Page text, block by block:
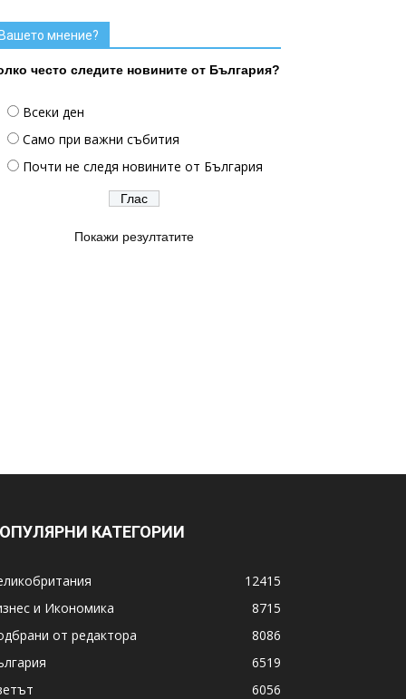
мнение?
често следите новините от България?
Всеки ден
Само при важни събития
Почти не следя новините от България
Покажи резултатите
КАТЕГОРИИ
12415
и Икономика
8715
от редактора
8086
6519
6056